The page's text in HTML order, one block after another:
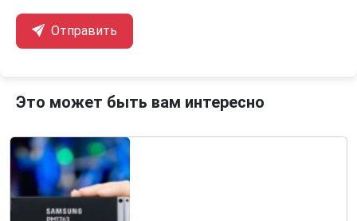
Отправить
Это может быть вам интересно